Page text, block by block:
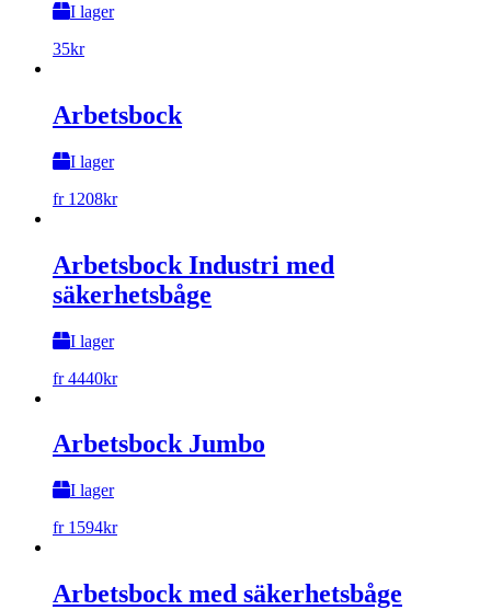
I lager
35kr
Arbetsbock
I lager
fr 1208kr
Arbetsbock Industri med
säkerhetsbåge
I lager
fr4440kr
Arbetsbock Jumbo
I lager
fr 1594kr
Arbetsbock med säkerhetsbåge